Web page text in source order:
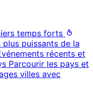
temps forts
plus puissants de la
récents et
Parcourir les pays et
villes avec